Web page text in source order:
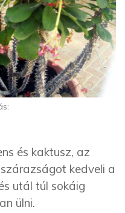
és kaktusz, az
kedveli a
utál túl sokáig
ülni.